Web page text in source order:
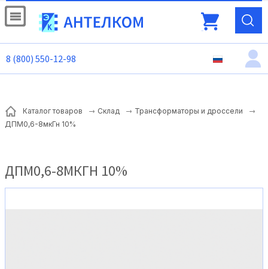
8 (800) 550-12-98
Каталог товаров Склад
Трансформаторы и дроссели
ДПМ0,6-8мкГн 10%
ДПМ0,6-8МКГН 10%